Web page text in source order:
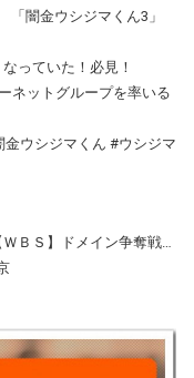
金ウシジマくん3」
ていた！必見！
ットグループを率いる
金ウシジマくん #ウシジマ
ＢＳ】ドメイン争奪戦…